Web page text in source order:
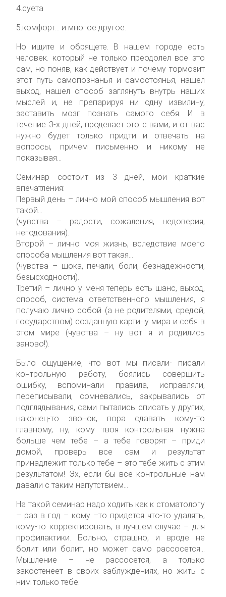
4.суета
5.комфорт… и многое другое.
Но ищите и обрящете. В нашем городе есть
человек. который не только преодолел все это
сам, но поняв, как действует и почему тормозит
этот путь самопознанья и самостоянья, нашел
выход, нашел способ заглянуть внутрь наших
мыслей и, не препарируя ни одну извилину,
заставить мозг познать самого себя. И в
течение 3-х дней, проделает это с вами, и от вас
нужно будет только придти и отвечать на
вопросы, причем письменно и никому не
показывая…
Семинар состоит из 3 дней, мои краткие
впечатления:
Первый день – лично мой способ мышления вот
такой…
(чувства – радости, сожаления, недоверия,
негодования).
Второй – лично моя жизнь, вследствие моего
способа мышления вот такая…
(чувства – шока, печали, боли, безнадежности,
безысходности).
Третий – лично у меня теперь есть шанс, выход,
способ, система ответственного мышления, я
получаю лично собой (а не родителями, средой,
государством) созданную картину мира и себя в
этом мире (чувства – ну вот я и родились
заново!).
Было ощущение, что вот мы писали- писали
контрольную работу, боялись совершить
ошибку, вспоминали правила, исправляли,
переписывали, сомневались, закрывались от
подглядывания, сами пытались списать у других,
наконец-то звонок, пора сдавать кому-то
главному, ну, кому твоя контрольная нужна
больше чем тебе – а тебе говорят – приди
домой, проверь все сам и результат
принадлежит только тебе – это тебе жить с этим
результатом! Эх, если бы все контрольные нам
давали с таким напутствием…
На такой семинар надо ходить как к стоматологу
– раз в год – кому –то придется что-то удалять,
кому-то корректировать, в лучшем случае – для
профилактики. Больно, страшно, и вроде не
болит или болит, но может само рассосется…
Мышление – не рассосется, а только
закостенеет в своих заблуждениях, но жить с
ним только тебе.